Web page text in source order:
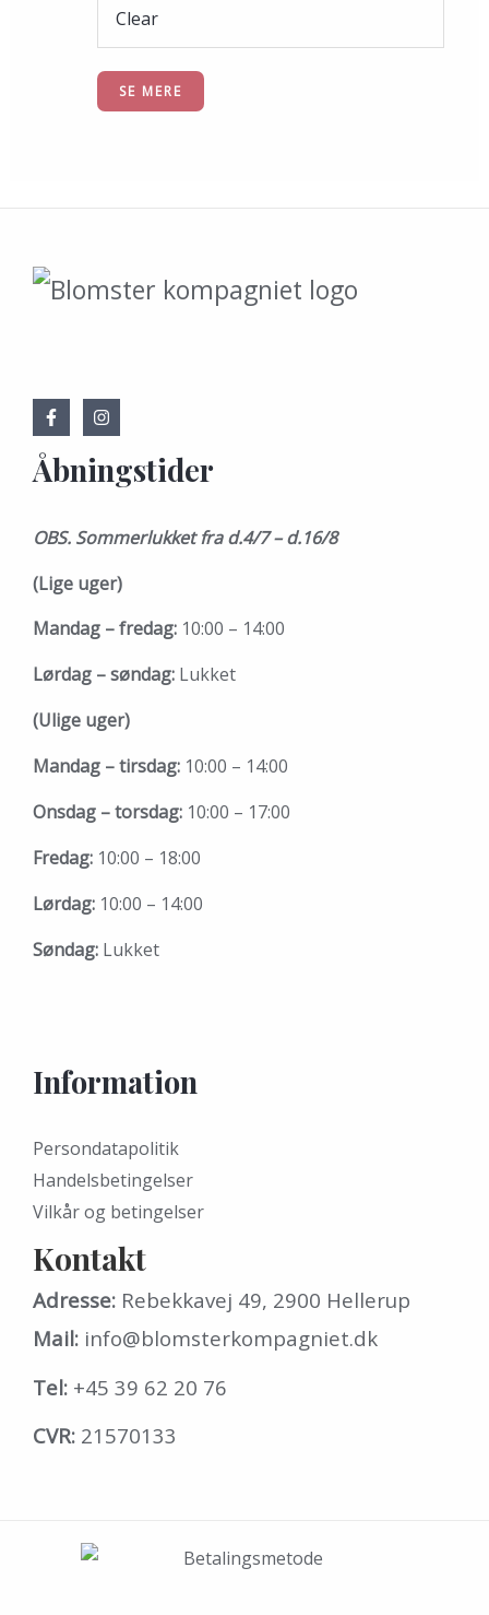
Clear
SE MERE
Åbningstider
OBS. Sommerlukket fra d.4/7 – d.16/8
(Lige uger)
Mandag – fredag: 10:00 – 14:00
Lørdag – søndag: Lukket
(Ulige uger)
Mandag – tirsdag: 10:00 – 14:00
Onsdag – torsdag: 10:00 – 17:00
Fredag: 10:00 – 18:00
Lørdag: 10:00 – 14:00
Søndag: Lukket
Information
Persondatapolitik
Handelsbetingelser
Vilkår og betingelser
Kontakt
Adresse: Rebekkavej 49, 2900 Hellerup
Mail: info@blomsterkompagniet.dk
Tel: +45 39 62 20 76
CVR: 21570133